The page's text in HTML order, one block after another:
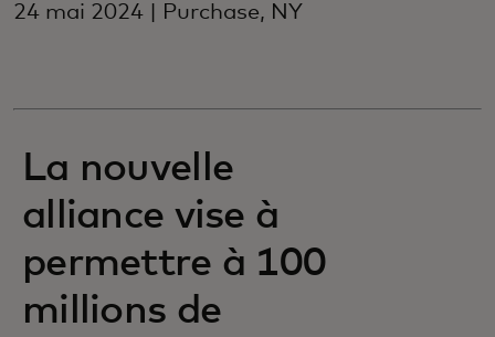
24 mai 2024 | Purchase, NY
La nouvelle
alliance vise à
permettre à 100
millions de